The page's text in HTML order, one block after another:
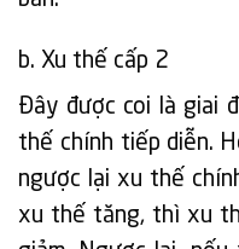
b. Xu thế cấp 2
Đây được coi là giai
thế chính tiếp diễn.
ngược lại xu thế
xu thế tăng, thì xu